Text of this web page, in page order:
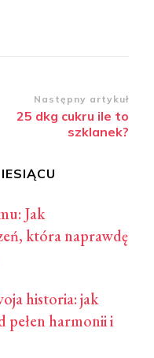
Następny artykuł
25 dkg cukru ile to
szklanek?
Jak
która naprawdę
historia: jak
pełen harmonii i